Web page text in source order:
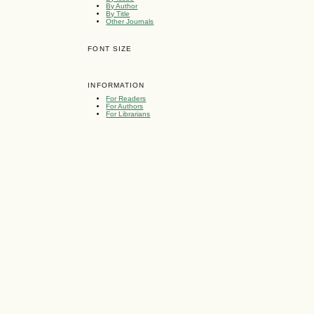
By Author
By Title
Other Journals
FONT SIZE
INFORMATION
For Readers
For Authors
For Librarians